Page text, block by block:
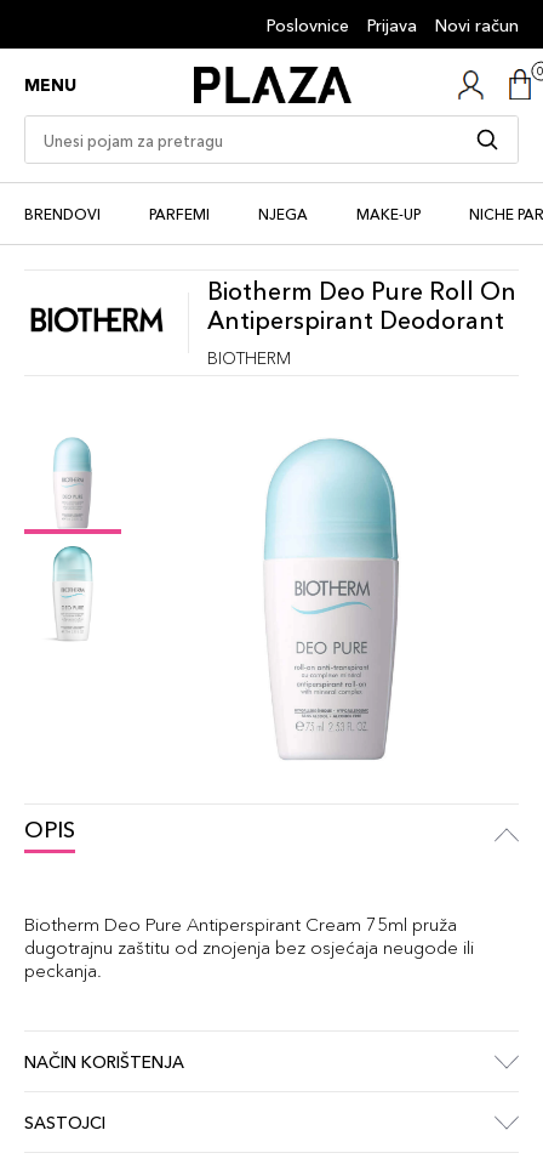
Poslovnice Prijava Novi račun
MENU
BRENDOVI PARFEMI NJEGA MAKE-UP NICHE
Biotherm Deo Pure Roll On
Antiperspirant Deodorant
BIOTHERM
OPIS
Biotherm Deo Pure Antiperspirant Cream 75ml pruža
dugotrajnu zaštitu od znojenja bez osjećaja neugode ili
peckanja.
NAČIN KORIŠTENJA
SASTOJCI